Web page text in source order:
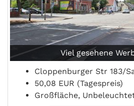
Viel gesehene
Cloppenburger Str 183/
50,08 EUR (Tagespreis)
Großfläche,